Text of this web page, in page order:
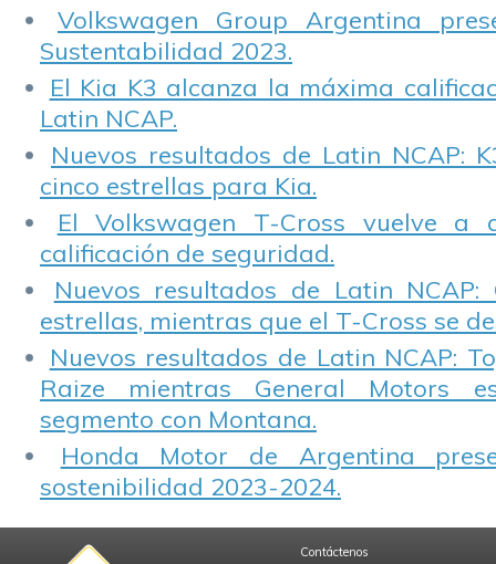
Volkswagen Group Argentina
Sustentabilidad 2023.
El Kia K3 alcanza la máxima
Latin NCAP.
Nuevos resultados de Latin NCAP:
cinco estrellas para Kia.
El Volkswagen T-Cross vuelve a
calificación de seguridad.
Nuevos resultados de Latin NCAP:
estrellas, mientras que el T-Cross se
Nuevos resultados de Latin NCAP:
Raize mientras General Motors
segmento con Montana.
Honda Motor de Argentina
sostenibilidad 2023-2024.
Contáctenos